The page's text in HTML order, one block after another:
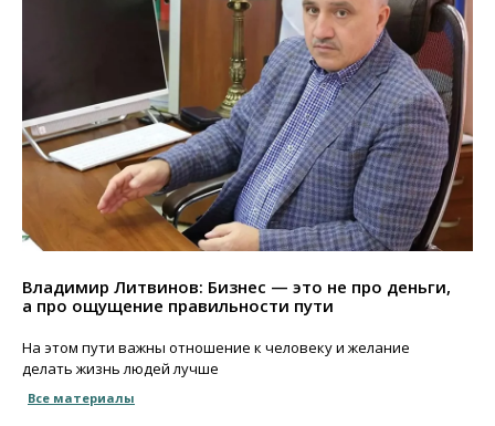
Владимир Литвинов: Бизнес — это не про деньги,
а про ощущение правильности пути
На этом пути важны отношение к человеку и желание
делать жизнь людей лучше
Все материалы